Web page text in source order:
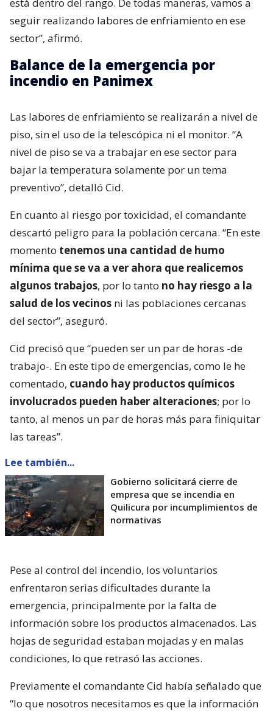
seguir realizando labores de enfriamiento en ese
sector”, afirmó.
Balance de la emergencia por
incendio en Panimex
Las labores de enfriamiento se realizarán a nivel de
piso, sin el uso de la telescópica ni el monitor. “A
nivel de piso se va a trabajar en ese sector para
bajar la temperatura solamente por un tema
preventivo”, detalló Cid.
En cuanto al riesgo por toxicidad, el comandante
descartó peligro para la población cercana. “En este
momento tenemos una cantidad de humo
mínima que se va a ver ahora que realicemos
algunos trabajos, por lo tanto no hay riesgo a la
salud de los vecinos ni las poblaciones cercanas
del sector”, aseguró.
Cid precisó que “pueden ser un par de horas -de
trabajo-. En este tipo de emergencias, como le he
comentado, cuando hay productos químicos
involucrados pueden haber alteraciones; por lo
tanto, al menos un par de horas más para finiquitar
las tareas”.
Lee también...
Gobierno solicitará cierre de
empresa que se incendia en
Quilicura por incumplimientos de
normativas
Pese al control del incendio, los voluntarios
enfrentaron serias dificultades durante la
emergencia, principalmente por la falta de
información sobre los productos almacenados. Las
hojas de seguridad estaban mojadas y en malas
condiciones, lo que retrasó las acciones.
Previamente el comandante Cid había señalado que
“lo que nosotros necesitamos es que la información